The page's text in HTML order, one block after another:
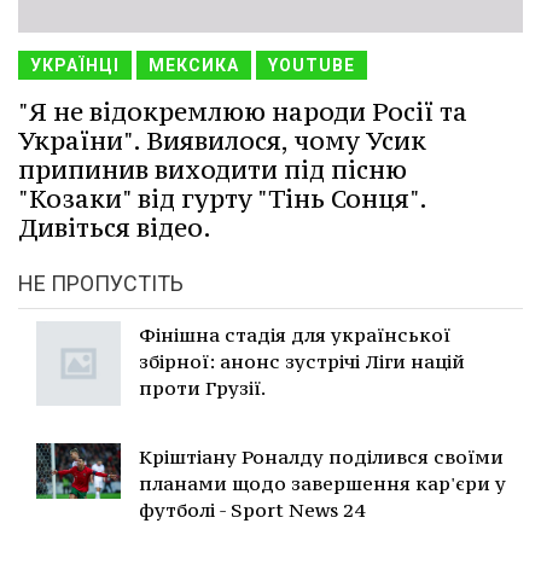
УКРАЇНЦІ МЕКСИКА YOUTUBE
"Я не відокремлюю народи Росії та
України". Виявилося, чому Усик
припинив виходити під пісню
"Козаки" від гурту "Тінь Сонця".
Дивіться відео.
НЕ ПРОПУСТІТЬ
Фінішна стадія для української
збірної: анонс зустрічі Ліги націй
проти Грузії.
Кріштіану Роналду поділився своїми
планами щодо завершення кар'єри у
футболі - Sport News 24